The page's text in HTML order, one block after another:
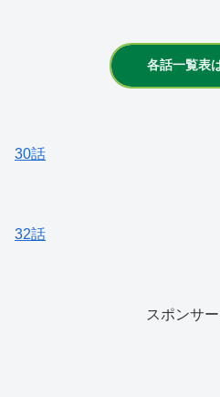
各話一覧表
30話
32話
スポンサ